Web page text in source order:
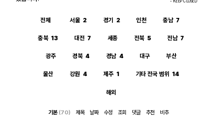
전시회 갤러리
飛龍/김상환님 아침 갤러리
- KEEP CLOSED
전체 서울 2 경기 2 인천 충남 7
충북 13 대전 7 세종 전북 5 전남 7
광주 경북 4 경남 4 대구 부산
울산 강원 4 제주 1 기타 전국 범위 14
해외
기본 (70) 제목 날짜 수정 조회 댓글 추천 비추